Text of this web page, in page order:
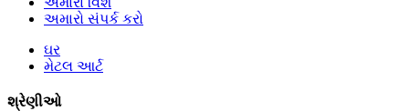
અમારો સંપર્ક કરો
ઘર
મેટલ આર્ટ
શ્રેણીઓ